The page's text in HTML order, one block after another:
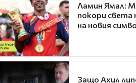
Ламин Ямал:
покори света
на новия
Защо Ахил